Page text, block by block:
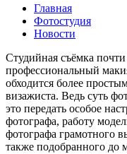
Главная
Фотостудия
Новости
Студийная съёмка почти
профессиональный
обходится более
визажиста. Ведь суть
это передать особое
фотографа, работу
фотографа грамотного
также подобранного до